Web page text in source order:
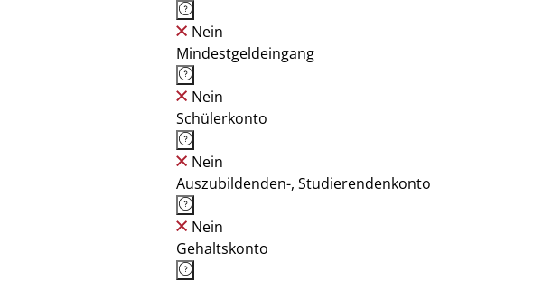
Nein
Mindestgeldeingang
Nein
Schülerkonto
Nein
Auszubildenden-, Studierendenkonto
Nein
Gehaltskonto